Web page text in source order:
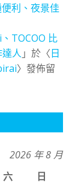
利、夜景佳
TOCOO 比
人 」於〈日
〉發佈留
2026 年 8 月
六
日